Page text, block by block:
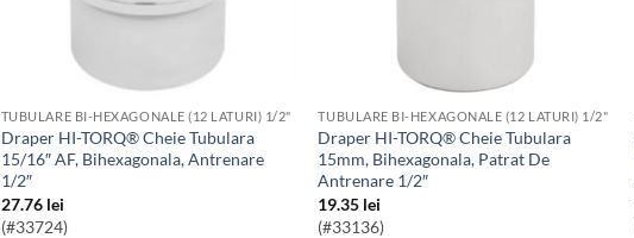
TUBULARE BI-HEXAGONALE (12 LATURI) 1/2"
Draper HI-TORQ® Cheie Tubulara
15/16″ AF, Bihexagonala, Antrenare
1/2″
27.76 lei
(#33724)
TUBULARE BI-HEXAGONALE (12 LATURI) 1/2"
Draper HI-TORQ® Cheie Tubulara
15mm, Bihexagonala, Patrat De
Antrenare 1/2″
19.35 lei
(#33136)